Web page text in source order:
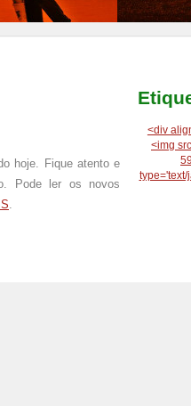
hoje. Fique atento e
Pode ler os novos
.
<div
<img
type='text/